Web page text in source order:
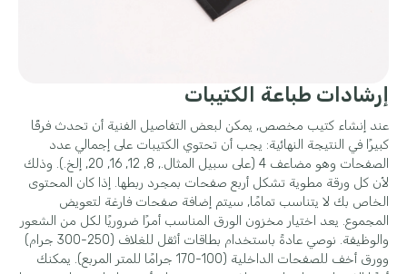
إرشادات طباعة الكتيبات
عند إنشاء كتيب مخصص, يمكن لبعض التفاصيل الفنية أن تحدث فرقًا
كبيرًا في النتيجة النهائية: يجب أن تحتوي الكتيبات على إجمالي عدد
الصفحات وهو مضاعف 4 (على سبيل المثال., 8, 12, 16, 20, إلخ.). وذلك
لأن كل ورقة مطوية تشكل أربع صفحات بمجرد ربطها. إذا كان المحتوى
الخاص بك لا يتناسب تمامًا, سيتم إضافة صفحات فارغة لتعويض
المجموع. يعد اختيار مخزون الورق المناسب أمرًا ضروريًا لكل من الشعور
والوظيفة. نوصي عادةً باستخدام بطاقات أثقل للغلاف (250-300 جرام)
وورق أخف للصفحات الداخلية (100-170 جرامًا للمتر المربع). يمكنك